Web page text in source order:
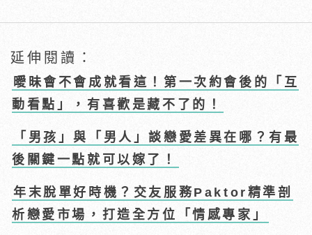
延伸閱讀：
曖昧會不會成就看這！第一次約會後的「互
動看點」，有喜歡是藏不了的！
「男孩」與「男人」談戀愛差異在哪？有最
後關鍵一點就可以嫁了！
年末脫單好時機？交友服務Paktor精準剖
析戀愛市場，打造全方位「情感專家」